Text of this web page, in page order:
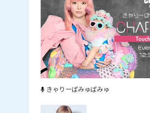
きゃりーぱみゅぱみゅ